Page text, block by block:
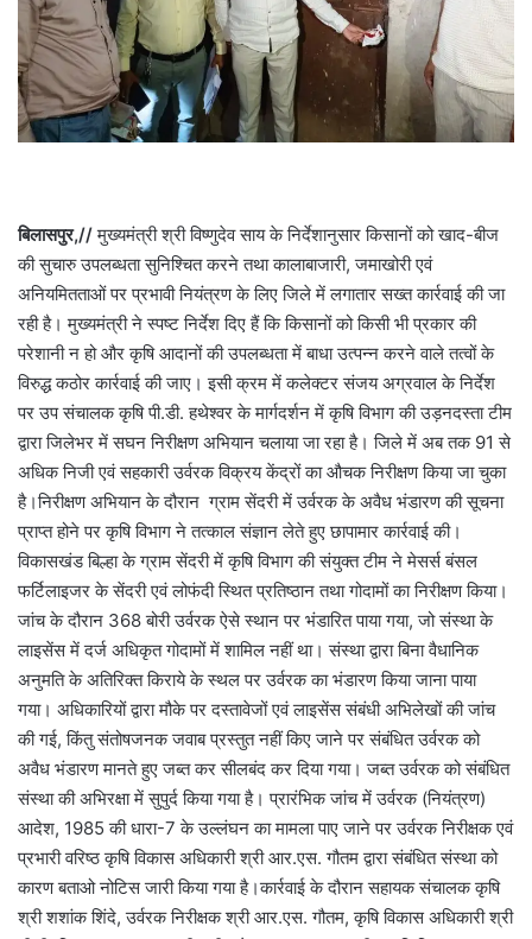
बिलासपुर,//मुख्यमंत्री श्री विष्णुदेव साय के निर्देशानुसार किसानों को खाद-बीज
की सुचारु उपलब्धता सुनिश्चित करने तथा कालाबाजारी, जमाखोरी एवं
अनियमितताओं पर प्रभावी नियंत्रण के लिए जिले में लगातार सख्त कार्रवाई की जा
रही है। मुख्यमंत्री ने स्पष्ट निर्देश दिए हैं कि किसानों को किसी भी प्रकार की
परेशानी न हो और कृषि आदानों की उपलब्धता में बाधा उत्पन्न करने वाले तत्वों के
विरुद्ध कठोर कार्रवाई की जाए। इसी क्रम में कलेक्टर संजय अग्रवाल के निर्देश
पर उप संचालक कृषि पी.डी. हथेश्वर के मार्गदर्शन में कृषि विभाग की उड़नदस्ता टीम
द्वारा जिलेभर में सघन निरीक्षण अभियान चलाया जा रहा है। जिले में अब तक 91 से
अधिक निजी एवं सहकारी उर्वरक विक्रय केंद्रों का औचक निरीक्षण किया जा चुका
है।निरीक्षण अभियान के दौरान ग्राम सेंदरी में उर्वरक के अवैध भंडारण की सूचना
प्राप्त होने पर कृषि विभाग ने तत्काल संज्ञान लेते हुए छापामार कार्रवाई की।
विकासखंड बिल्हा के ग्राम सेंदरी में कृषि विभाग की संयुक्त टीम ने मेसर्स बंसल
फर्टिलाइजर के सेंदरी एवं लोफंदी स्थित प्रतिष्ठान तथा गोदामों का निरीक्षण किया।
जांच के दौरान 368 बोरी उर्वरक ऐसे स्थान पर भंडारित पाया गया, जो संस्था के
लाइसेंस में दर्ज अधिकृत गोदामों में शामिल नहीं था। संस्था द्वारा बिना वैधानिक
अनुमति के अतिरिक्त किराये के स्थल पर उर्वरक का भंडारण किया जाना पाया
गया। अधिकारियों द्वारा मौके पर दस्तावेजों एवं लाइसेंस संबंधी अभिलेखों की जांच
की गई, किंतु संतोषजनक जवाब प्रस्तुत नहीं किए जाने पर संबंधित उर्वरक को
अवैध भंडारण मानते हुए जब्त कर सीलबंद कर दिया गया। जब्त उर्वरक को संबंधित
संस्था की अभिरक्षा में सुपुर्द किया गया है। प्रारंभिक जांच में उर्वरक (नियंत्रण)
आदेश, 1985 की धारा-7 के उल्लंघन का मामला पाए जाने पर उर्वरक निरीक्षक एवं
प्रभारी वरिष्ठ कृषि विकास अधिकारी श्री आर.एस. गौतम द्वारा संबंधित संस्था को
कारण बताओ नोटिस जारी किया गया है।कार्रवाई के दौरान सहायक संचालक कृषि
श्री शशांक शिंदे, उर्वरक निरीक्षक श्री आर.एस. गौतम, कृषि विकास अधिकारी श्री